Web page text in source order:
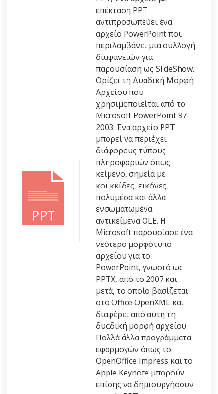
επέκταση PPT
αντιπροσωπεύει ένα
αρχείο PowerPoint που
περιλαμβάνει μια συλλογή
διαφανειών για
παρουσίαση ως SlideShow.
Ορίζει τη Δυαδική Μορφή
Αρχείου που
χρησιμοποιείται από το
Microsoft PowerPoint 97-
2003. Ένα αρχείο PPT
μπορεί να περιέχει
διάφορους τύπους
πληροφοριών όπως
κείμενο, σημεία με
κουκκίδες, εικόνες,
πολυμέσα και άλλα
ενσωματωμένα
αντικείμενα OLE. Η
Microsoft παρουσίασε ένα
νεότερο μορφότυπο
αρχείου για το
PowerPoint, γνωστό ως
PPTX, από το 2007 και
μετά, το οποίο βασίζεται
στο Office OpenXML και
διαφέρει από αυτή τη
δυαδική μορφή αρχείου.
Πολλά άλλα προγράμματα
εφαρμογών όπως το
OpenOffice Impress και το
Apple Keynote μπορούν
επίσης να δημιουργήσουν